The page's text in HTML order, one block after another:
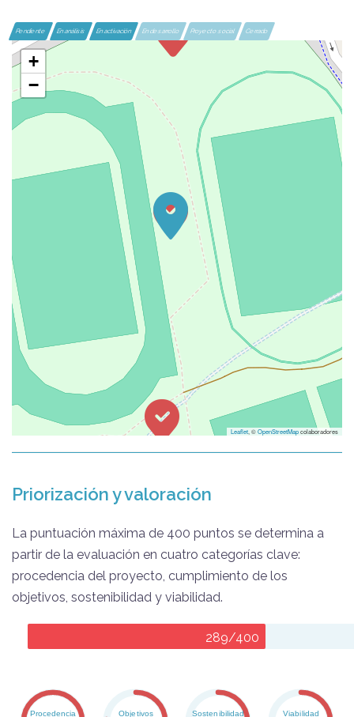
Pendiente En análisis En activación En desarrollo Proyecto social Cerrado
+
−
Leaflet , ©OpenStreetMapcolaboradores
Priorización y valoración
La puntuación máxima de 400 puntos se determina a
partir de la evaluación en cuatro categorías clave:
procedencia del proyecto, cumplimiento de los
objetivos, sostenibilidad y viabilidad.
289/400
Procedencia Objetivos Sostenibilidad Viabilidad